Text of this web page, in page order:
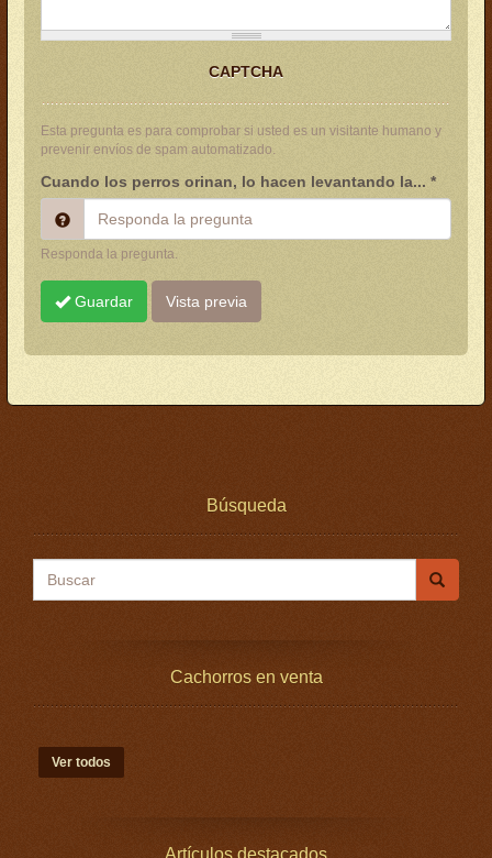
CAPTCHA
Esta pregunta es para comprobar si usted es un visitante humano y
prevenir envíos de spam automatizado.
Cuando los perros orinan, lo hacen levantando la... *
Responda la pregunta.
Guardar Vista previa
Búsqueda
Cachorros en venta
Ver todos
Artículos destacados